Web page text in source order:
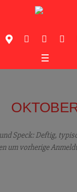
Speck: Deftig,
um vorherige